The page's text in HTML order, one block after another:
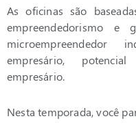
As oficinas são
empreendedorismo e
microempreendedor
empresário,
empresário.
Nesta temporada, você